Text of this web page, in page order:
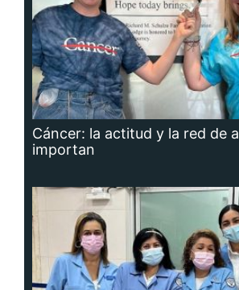
Cáncer: la actitud y la red de
importan